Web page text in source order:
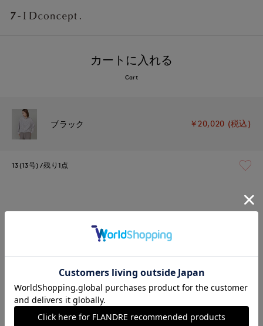
カートに入れる
Cart
ブラック ￥20,020 (税込)
13(13号) 残り1点